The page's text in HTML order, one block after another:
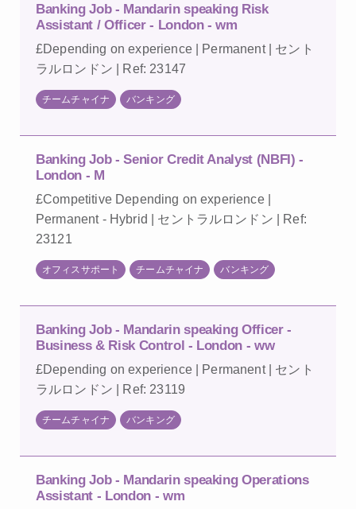
Banking Job - Mandarin speaking Risk
Assistant / Officer - London - wm
£Depending on experience | Permanent | セント
ラルロンドン | Ref: 23147
チームチャイナ バンキング
Banking Job - Senior Credit Analyst (NBFI) -
London - M
£Competitive Depending on experience |
Permanent - Hybrid | セントラルロンドン | Ref:
23121
オフィスサポート チームチャイナ バンキング
Banking Job - Mandarin speaking Officer -
Business & Risk Control - London - ww
£Depending on experience | Permanent | セント
ラルロンドン | Ref: 23119
チームチャイナ バンキング
Banking Job - Mandarin speaking Operations
Assistant - London - wm